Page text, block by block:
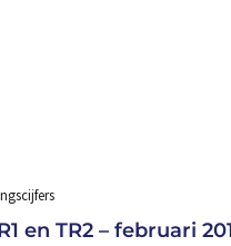
en TR2 – februari